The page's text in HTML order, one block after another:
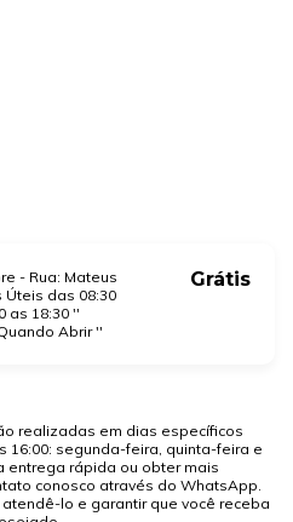
- Rua: Mateus
Úteis das 08:30
as 18:30 ''
Abrir ''
Grátis
realizadas em dias específicos
16:00: segunda-feira, quinta-feira e
entrega rápida ou obter mais
conosco através do WhatsApp.
lo e garantir que você receba